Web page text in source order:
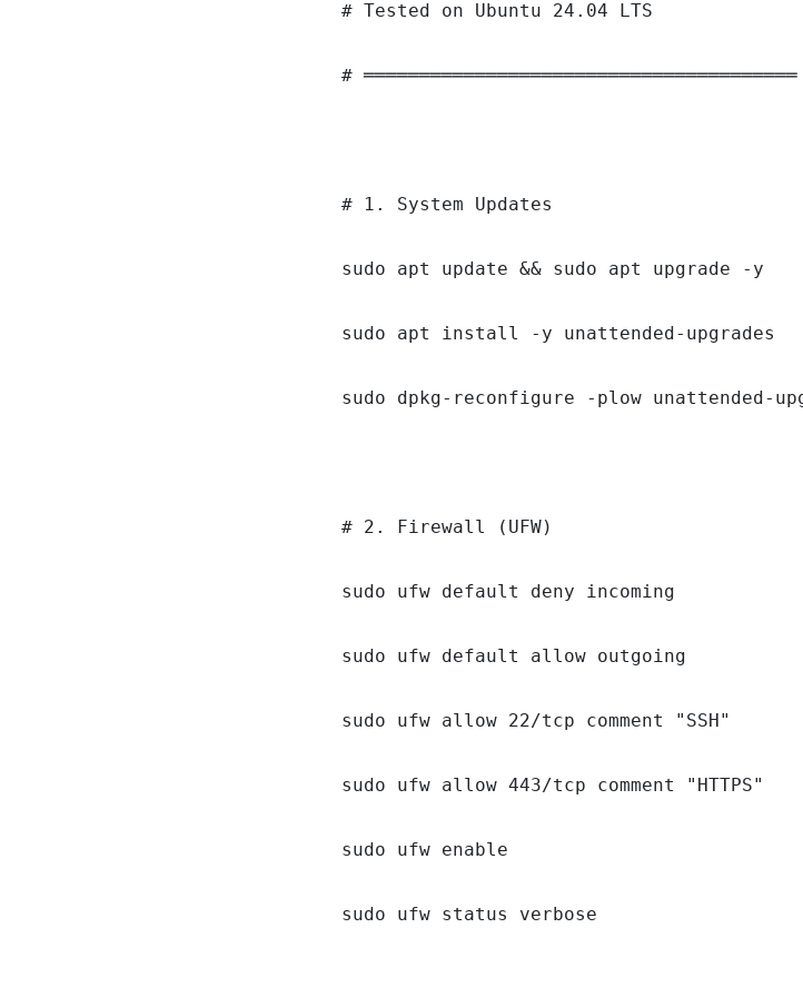
# Tested on Ubuntu 24.04 LTS
# ═══════════════════════════════════════
# 1. System Updates
sudo apt update && sudo apt upgrade -y
sudo apt install -y unattended-upgrades
sudo dpkg-reconfigure -plow unattended-
# 2. Firewall (UFW)
sudo ufw default deny incoming
sudo ufw default allow outgoing
sudo ufw allow 22/tcp comment "SSH"
sudo ufw allow 443/tcp comment "HTTPS"
sudo ufw enable
sudo ufw status verbose